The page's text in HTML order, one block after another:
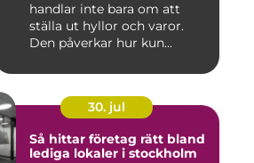
handlar inte bara om att
ställa ut hyllor och varor.
Den påverkar hur kun...
30. jul
Så hittar företag rätt bland
lediga lokaler i stockholm